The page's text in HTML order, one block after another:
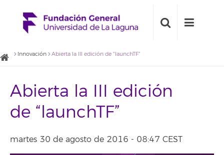
Innovación Abierta la III edición de “launchTF”
Abierta la III edición
de “launchTF”
martes 30 de agosto de 2016 - 08:47 CEST